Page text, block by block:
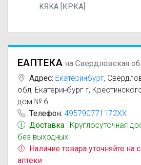
KRKA [КРКА]
ЕАПТЕКА на Свердловская
Адрес: Екатеринбург,
обл, Екатеринбург г,
дом № 6
Телефон: 495790771172XX
Доставка : Круглосуточная
без выходных
Наличие товара уточняйте на
аптеки